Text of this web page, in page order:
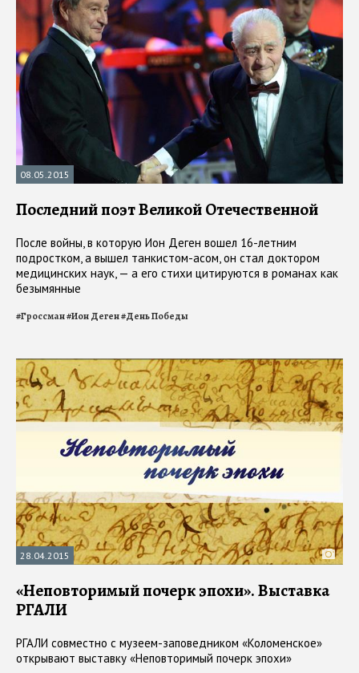
08.05.2015
Последний поэт Великой Отечественной
После войны, в которую Ион Деген вошел 16-летним
подростком, а вышел танкистом-асом, он стал доктором
медицинских наук, — а его стихи цитируются в романах как
безымянные
#Гроссман#Ион Деген#День Победы
28.04.2015
«Неповторимый почерк эпохи». Выставка
РГАЛИ
РГАЛИ совместно с музеем-заповедником «Коломенское»
открывают выставку «Неповторимый почерк эпохи»